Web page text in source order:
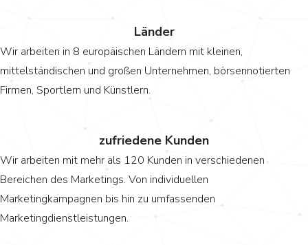
Länder
Wir arbeiten in 8 europäischen Ländern mit kleinen,
mittelständischen und großen Unternehmen, börsennotierten
Firmen, Sportlern und Künstlern.
zufriedene Kunden
Wir arbeiten mit mehr als 120 Kunden in verschiedenen
Bereichen des Marketings. Von individuellen
Marketingkampagnen bis hin zu umfassenden
Marketingdienstleistungen.